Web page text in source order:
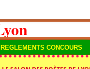
REGLEMENTS CONCOURS